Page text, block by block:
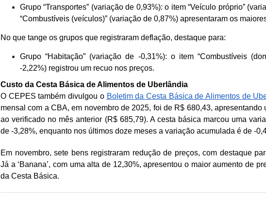
Grupo “Transportes” (variação de 0,93%): o item “Veículo próprio”
“Combustíveis (veículos)” (variação de 0,87%) apresentaram os
No que tange os grupos que registraram deflação, destaque para:
Grupo “Habitação” (variação de -0,31%): o item “Combustíveis
-2,22%) registrou um recuo nos preços.
Custo da Cesta Básica de Alimentos de Uberlândia
O CEPES também divulgou o Boletim da Cesta Básica de Alimentos de
mensal com a CBA, em novembro de 2025, foi de R$ 680,43, apresentando
ao verificado no mês anterior (R$ 685,79). A cesta básica marcou uma
de -3,28%, enquanto nos últimos doze meses a variação acumulada é de -
Em novembro, sete bens registraram redução de preços, com destaque
Já a ‘Banana’, com uma alta de 12,30%, apresentou o maior aumento de
da Cesta Básica.